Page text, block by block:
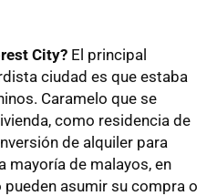
City? El principal
ciudad es que estaba
Caramelo que se
como residencia de
de alquiler para
mayoría de malayos, en
pueden asumir su compra o